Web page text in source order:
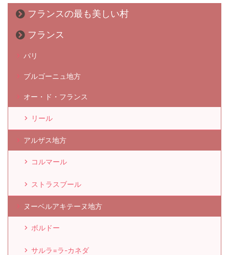
フランスの最も美しい村
フランス
パリ
ブルゴーニュ地方
オー・ド・フランス
リール
アルザス地方
コルマール
ストラスブール
ヌーベルアキテーヌ地方
ボルドー
サルラ=ラ-カネダ